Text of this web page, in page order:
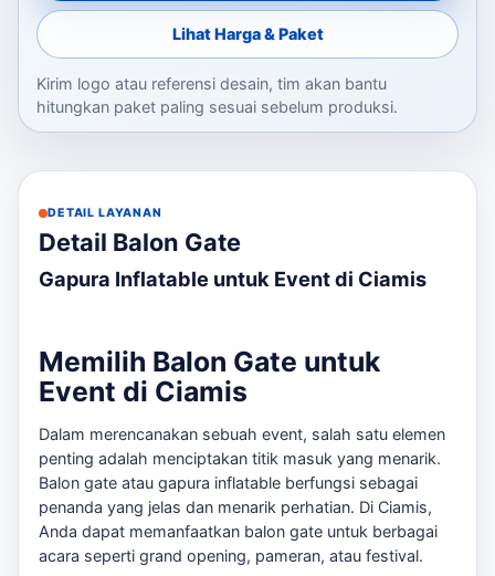
Lihat Harga & Paket
Kirim logo atau referensi desain, tim akan bantu
hitungkan paket paling sesuai sebelum produksi.
DETAIL LAYANAN
Detail Balon Gate
Gapura Inflatable untuk Event di Ciamis
Memilih Balon Gate untuk
Event di Ciamis
Dalam merencanakan sebuah event, salah satu elemen
penting adalah menciptakan titik masuk yang menarik.
Balon gate atau gapura inflatable berfungsi sebagai
penanda yang jelas dan menarik perhatian. Di Ciamis,
Anda dapat memanfaatkan balon gate untuk berbagai
acara seperti grand opening, pameran, atau festival.